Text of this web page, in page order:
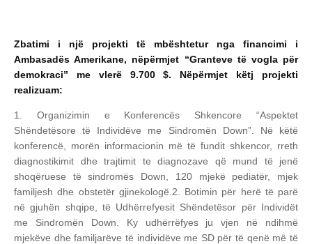
Zbatimi i një projekti të mbështetur nga financimi i
Ambasadës Amerikane, nëpërmjet “Granteve të vogla për
demokraci” me vlerë 9.700 $. Nëpërmjet këtj projekti
realizuam:
1. Organizimin e Konferencës Shkencore “Aspektet
Shëndetësore të Individëve me Sindromën Down”. Në këtë
konferencë, morën informacionin më të fundit shkencor, rreth
diagnostikimit dhe trajtimit te diagnozave që mund të jenë
shoqëruese të sindromës Down, 120 mjekë pediatër, mjek
familjesh dhe obstetër gjinekologë. 2. Botimin për herë të parë
në gjuhën shqipe, të Udhërrefyesit Shëndetësor për Individët
me Sindromën Down. Ky udhërrëfyes ju vjen në ndihmë
mjekëve dhe familjarëve të individëve me SD për të qenë më të